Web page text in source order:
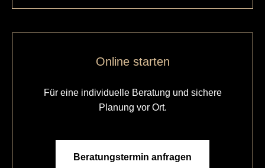
Online starten
Für eine individuelle Beratung und sichere
Planung vor Ort.
Beratungstermin anfragen